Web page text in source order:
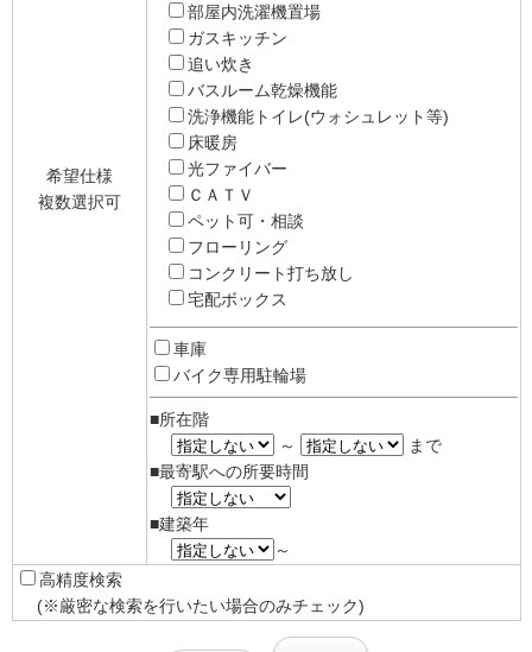
希望仕様
複数選択可
部屋内洗濯機置場
ガスキッチン
追い炊き
バスルーム乾燥機能
洗浄機能トイレ(ウォシュレット等)
床暖房
光ファイバー
ＣＡＴＶ
ペット可・相談
フローリング
コンクリート打ち放し
宅配ボックス
車庫
バイク専用駐輪場
■所在階
～
まで
■最寄駅への所要時間
■建築年
～
高精度検索
(※厳密な検索を行いたい場合のみチェック)